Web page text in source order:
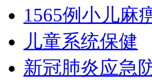
1565例小儿麻
儿童系统保健
新冠肺炎应急